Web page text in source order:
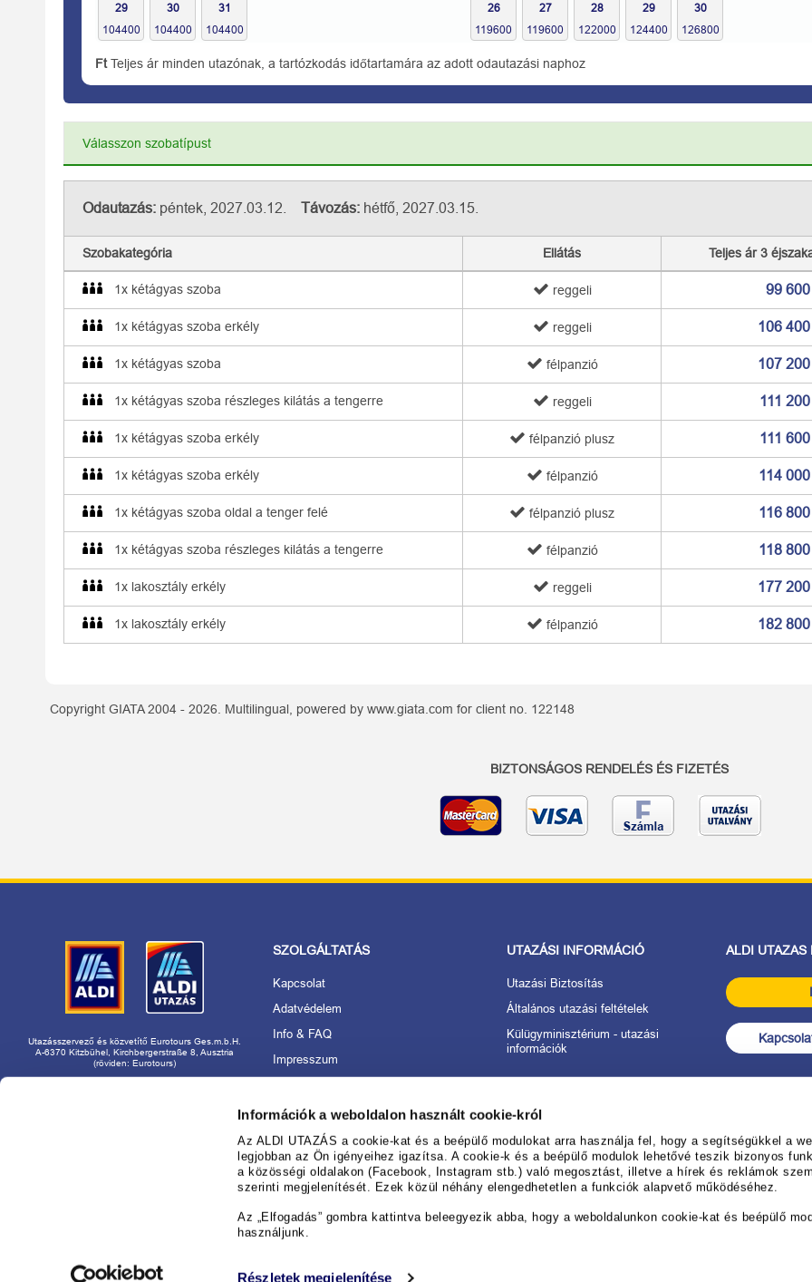
Információk a weboldalon használt cookie-król
Az ALDI UTAZÁS a cookie-kat és a beépülő modulokat arra használja fel, hogy a segítségükkel a
legjobban az Ön igényeihez igazítsa. A cookie-k és a beépülő modulok lehetővé teszik bizonyos
a közösségi oldalakon (Facebook, Instagram stb.) való megosztást, illetve a hírek és reklámok
szerinti megjelenítését. Ezek közül néhány elengedhetetlen a funkciók alapvető működéséhez.
Az „Elfogadás” gombra kattintva beleegyezik abba, hogy a weboldalunkon cookie-kat és beépülő
használjunk.
Részletek megjelenítése
29 30 31 26 27 28 29 30
FtTeljes ár minden utazónak, a tartózkodás időtartamára az adott odautazási naphoz
Válasszon szobatípust
Odautazás: péntek, 2027.03.12. Távozás: hétfő, 2027.03.15.
Szobakategória Ellátás Teljes ár 3
1x kétágyas szoba reggeli 99
1x kétágyas szoba erkély reggeli 106
1x kétágyas szoba félpanzió 107
1x kétágyas szoba részleges kilátás a tengerre reggeli 111
1x kétágyas szoba erkély félpanzió plusz 111
1x kétágyas szoba erkély félpanzió 114
1x kétágyas szoba oldal a tenger felé félpanzió plusz 116
1x kétágyas szoba részleges kilátás a tengerre félpanzió 118
1x lakosztály erkély reggeli 177
1x lakosztály erkély félpanzió 182
Copyright GIATA 2004 - 2026. Multilingual, powered by www.giata.com for client no. 122148
BIZTONSÁGOS RENDELÉS ÉS FIZETÉS
Utazásszervező és közvetítő Eurotours Ges.m.b.H.
A-6370 Kitzbühel, Kirchbergerstraße 8, Ausztria
(röviden: Eurotours)
SZOLGÁLTATÁS
Kapcsolat
Adatvédelem
Info & FAQ
Impresszum
Rólunk
Utazásszervező és márkanév
használat
Foglaljon nyugodtan az ALDI UTAZÁS-
nál!
Információ az ajánlatok rendezéséhez
Cookie-beállítások kezelése
UTAZÁSI INFORMÁCIÓ
Utazási Biztosítás
Általános utazási feltételek
Külügyminisztérium - utazási
információk
ALDI UTAZAS